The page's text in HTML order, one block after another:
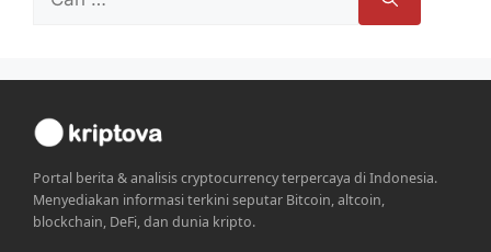
untuk:
Portal berita & analisis cryptocurrency terpercaya di Indonesia.
Menyediakan informasi terkini seputar Bitcoin, altcoin,
blockchain, DeFi, dan dunia kripto.